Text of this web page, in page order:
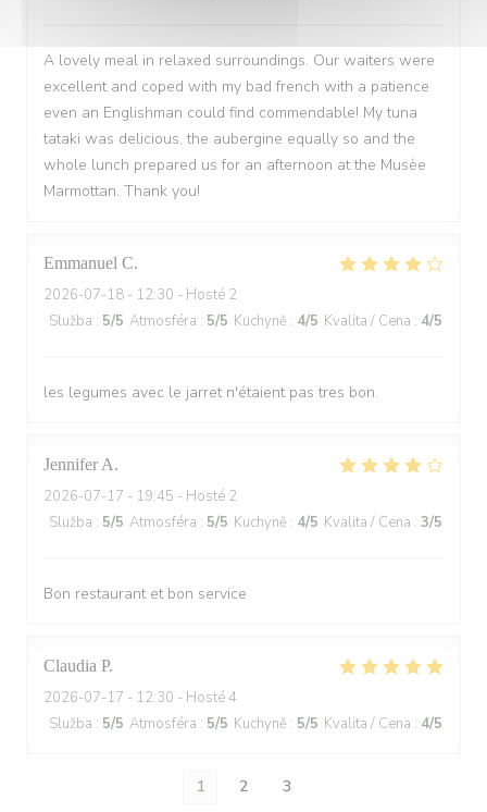
A lovely meal in relaxed surroundings. Our waiters were
excellent and coped with my bad french with a patience
even an Englishman could find commendable! My tuna
tataki was delicious, the aubergine equally so and the
whole lunch prepared us for an afternoon at the Musèe
Marmottan. Thank you!
Emmanuel C
2026-07-18 - 12:30 - Hosté 2
Služba : 5/5 Atmosféra : 5/5 Kuchyně : 4/5 Kvalita / Cena : 4/5
les legumes avec le jarret n'étaient pas tres bon.
Jennifer A
2026-07-17 - 19:45 - Hosté 2
Služba : 5/5 Atmosféra : 5/5 Kuchyně : 4/5 Kvalita / Cena : 3/5
Bon restaurant et bon service
Claudia P
2026-07-17 - 12:30 - Hosté 4
Služba : 5/5 Atmosféra : 5/5 Kuchyně : 5/5 Kvalita / Cena : 4/5
1 2 3